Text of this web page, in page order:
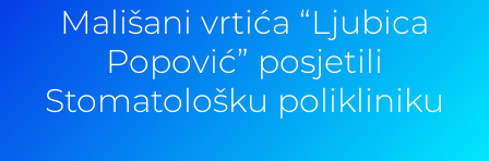
Mališani vrtića “Ljubica
Popović” posjetili
Stomatološku polikliniku